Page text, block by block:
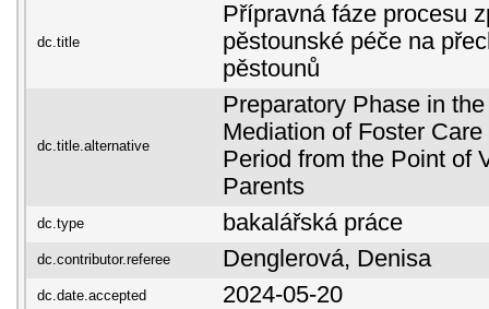
dc.title
Přípravná fáze procesu
pěstounské péče na
pěstounů
dc.title.alternative
Preparatory Phase in
Mediation of Foster
Period from the Point of
Parents
dc.type bakalářská práce
dc.contributor.referee Denglerová, Denisa
dc.date.accepted 2024-05-20